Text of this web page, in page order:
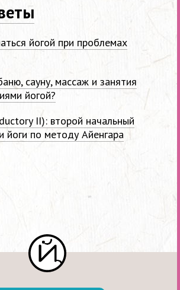
йогой при проблемах
сауну, массаж и занятия
йогой?
II): второй начальный
йоги по методу Айенгара